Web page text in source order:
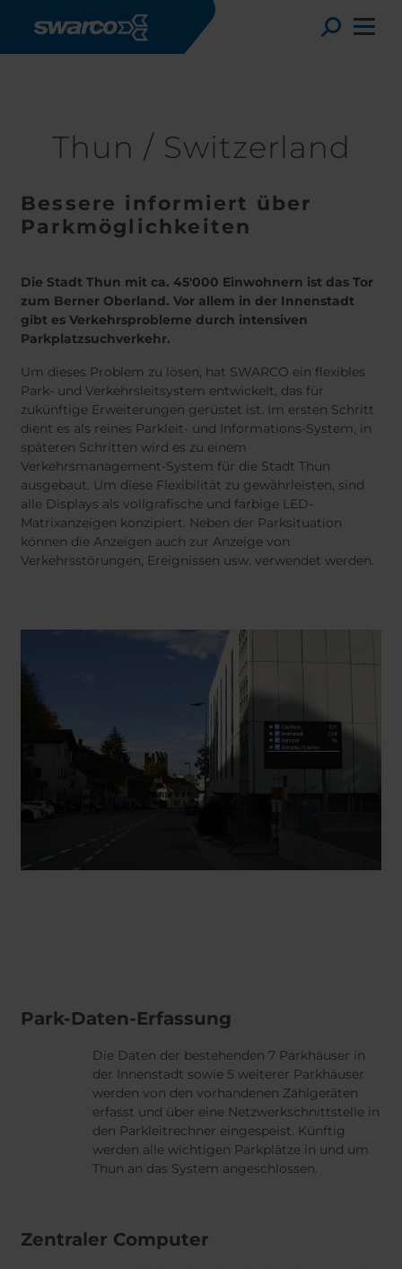
Toggle
English
Dansk
Magyar
Choose your country:
Austria
Armenia
Belgium
Bulgaria
Chile
Czech Republic
Finland
Germany
Greece
Iceland
Italy
Jamaica
Latvia
Moldavia
Netherlands
Switzerland
Turkey
Kosovo
United States of
Rest of the
world
Stories Thun / Switzerland
Thun / Switzerland
Bessere informiert über
Parkmöglichkeiten
Die Stadt Thun mit ca. 45'000 Einwohnern ist das Tor
zum Berner Oberland. Vor allem in der Innenstadt
gibt es Verkehrsprobleme durch intensiven
Parkplatzsuchverkehr.
Um dieses Problem zu lösen, hat SWARCO ein flexibles
Park- und Verkehrsleitsystem entwickelt, das für
zukünftige Erweiterungen gerüstet ist. Im ersten Schritt
dient es als reines Parkleit- und Informations-System, in
späteren Schritten wird es zu einem
Verkehrsmanagement-System für die Stadt Thun
ausgebaut. Um diese Flexibilität zu gewährleisten, sind
alle Displays als vollgrafische und farbige LED-
Matrixanzeigen konzipiert. Neben der Parksituation
können die Anzeigen auch zur Anzeige von
Verkehrsstörungen, Ereignissen usw. verwendet werden.
Park-Daten-Erfassung
Die Daten der bestehenden 7 Parkhäuser in
der Innenstadt sowie 5 weiterer Parkhäuser
werden von den vorhandenen Zählgeräten
erfasst und über eine Netzwerkschnittstelle in
den Parkleitrechner eingespeist. Künftig
werden alle wichtigen Parkplätze in und um
Thun an das System angeschlossen.
Zentraler Computer